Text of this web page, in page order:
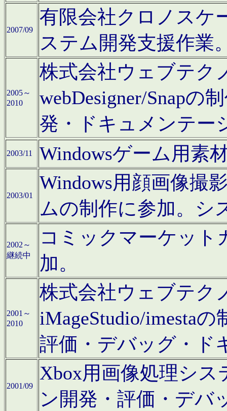
2007/09
有限会社クロノスケ
ステム開発支援作業
2005～
2010
株式会社ウェブテク
webDesigner/Snapの
発・ドキュメンテー
2003/11 Windowsゲーム用素
2003/01
Windows用顔画像撮
ムの制作に参加。シ
2002～
継続中
コミックマーケット
加。
2001～
2010
株式会社ウェブテク
iMageStudio/imesta
評価・デバッグ・ド
2001/09
Xbox用画像処理シ
ン開発・評価・デバ